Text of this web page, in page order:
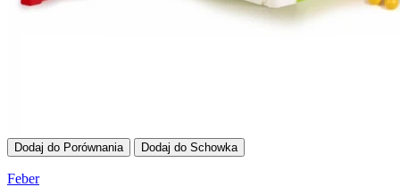
Dodaj do Porównania Dodaj do Schowka
Feber